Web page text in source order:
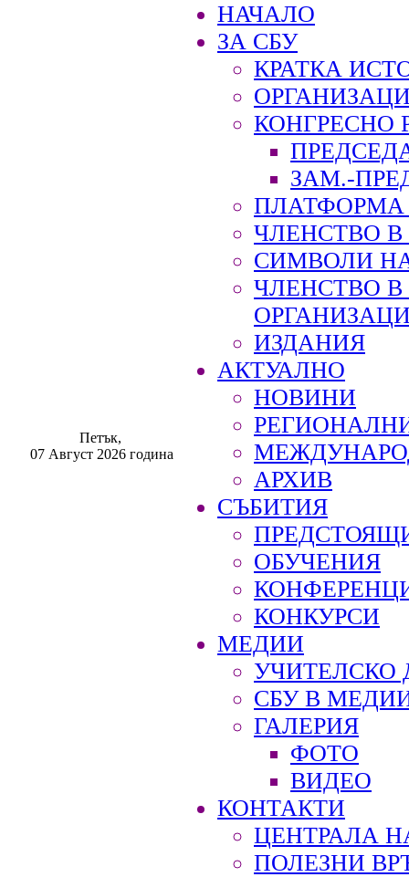
Петък,
07 Август 2026 година
НАЧАЛО
ЗА СБУ
КРАТКА
КОНГРЕСНО
ЗАМ.-
ПЛАТФОРМА
ЧЛЕНСТВО В
СИМВОЛИ
ЧЛЕНСТВО
ИЗДАНИЯ
АКТУАЛНО
НОВИНИ
АРХИВ
СЪБИТИЯ
ОБУЧЕНИЯ
КОНКУРСИ
МЕДИИ
УЧИТЕЛСКО
СБУ В
ГАЛЕРИЯ
ФОТО
ВИДЕО
КОНТАКТИ
ЦЕНТРАЛА
ПОЛЕЗНИ